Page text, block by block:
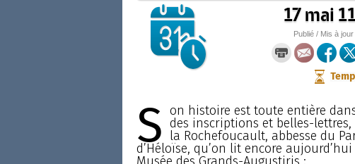
17 mai
Publié / Mis à jour
S on histoire est toute entière dans
des inscriptions et belles-
la Rochefoucault, abbesse du
d’Héloïse, qu’on lit encore